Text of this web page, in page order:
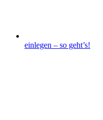
einlegen – so geht’s!